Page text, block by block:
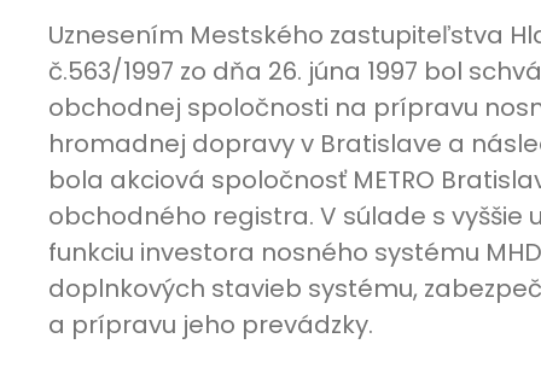
Uznesením Mestského zastupiteľstva
č.563/1997 zo dňa 26. júna 1997 bol
obchodnej spoločnosti na prípravu
hromadnej dopravy v Bratislave a
bola akciová spoločnosť METRO
obchodného registra. V súlade s vyššie
funkciu investora nosného systému
doplnkových stavieb systému,
a prípravu jeho prevádzky.